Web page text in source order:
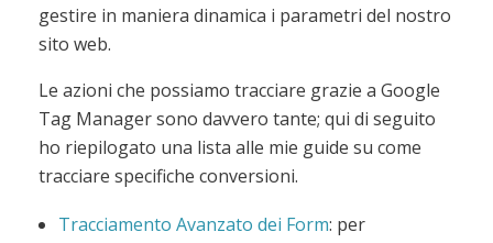
gestire in maniera dinamica i parametri del nostro
sito web.
Le azioni che possiamo tracciare grazie a Google
Tag Manager sono davvero tante; qui di seguito
ho riepilogato una lista alle mie guide su come
tracciare specifiche conversioni.
Tracciamento Avanzato dei Form: per